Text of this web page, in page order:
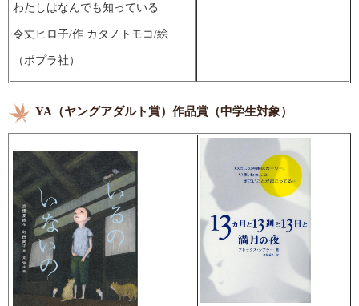
わたしはなんでも知っている
令丈ヒロ子/作 カタノトモコ/絵
（ポプラ社）
YA（ヤングアダルト賞）作品賞（中学生対象）